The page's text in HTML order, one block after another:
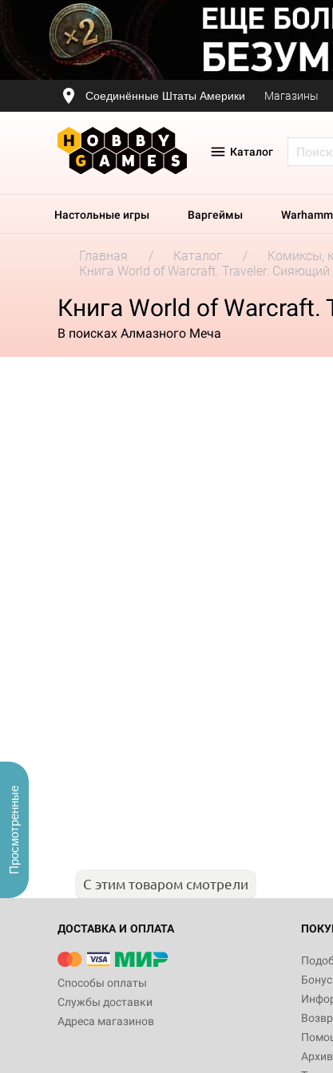
Соединённые Штаты Америки Магазины
Каталог
Настольные игры Варгеймы
Главная Каталог Комиксы,
Книга World of Warcraft. Traveler: Сияющий
Книга World of
В поисках Алмазного Меча
С этим товаром смотрели
ДОСТАВКА И ОПЛАТА
Способы оплаты
Службы доставки
Адреса магазинов
Просмотренные